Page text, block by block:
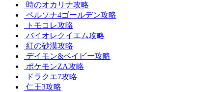
時のオカリナ攻略
ペルソナ4ゴールデン攻略
トモコレ攻略
バイオレクイエム攻略
紅の砂漠攻略
デイモン&ベイビー攻略
ポケモンZA攻略
ドラクエ7攻略
仁王3攻略